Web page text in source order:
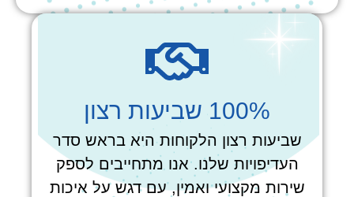
100% שביעות רצון
שביעות רצון הלקוחות היא בראש סדר
העדיפויות שלנו. אנו מתחייבים לספק
שירות מקצועי ואמין, עם דגש על איכות